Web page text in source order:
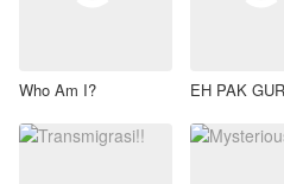
Who Am I? EH PAK